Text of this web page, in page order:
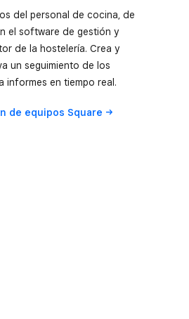
del personal de cocina, de
el software de gestión y
de la hostelería. Crea y
un seguimiento de los
informes en tiempo real.
de equipos Square